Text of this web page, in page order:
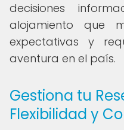
decisiones
alojamiento que
expectativas y
aventura en el país.
Gestiona tu
Flexibilidad y